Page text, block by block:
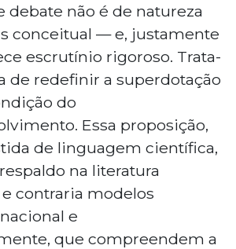
debate não é de natureza
conceitual — e, justamente
escrutínio rigoroso. Trata-
de redefinir a superdotação
do
Essa proposição,
de linguagem científica,
na literatura
contraria modelos
e
que compreendem a